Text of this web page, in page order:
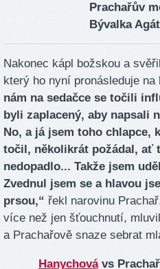
Prachařův
Bývalka
Nakonec kápl božskou a
který ho nyní pronásleduje na
nám na sedačce se točili
byli zaplacený, aby napsali
No, a já jsem toho chlapce,
točil, několikrát požádal, ať
nedopadlo... Takže jsem
Zvednul jsem se a hlavou
prsou,“ řekl narovinu
více než jen šťouchnutí,
a Prachařově snaze sebrat
Hanychovávs